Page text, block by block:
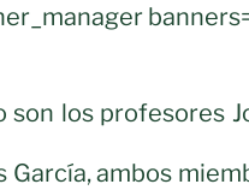
son los profesores
García, ambos